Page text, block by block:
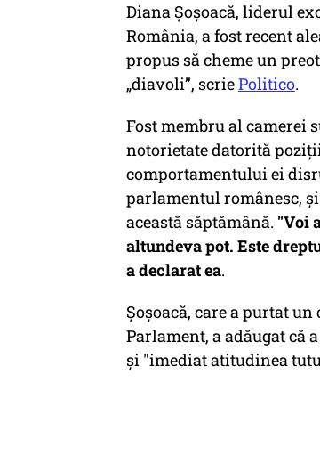
Diana Șoșoacă, liderul
România, a fost recent
propus să cheme un
„diavoli”, scriePolitico.
Fost membru al camerei
notorietate datorită
comportamentului ei
parlamentul românesc,
această săptămână. "Voi
altundeva pot. Este
a declarat ea.
Șoșoacă, care a purtat
Parlament, a adăugat că
și "imediat atitudinea